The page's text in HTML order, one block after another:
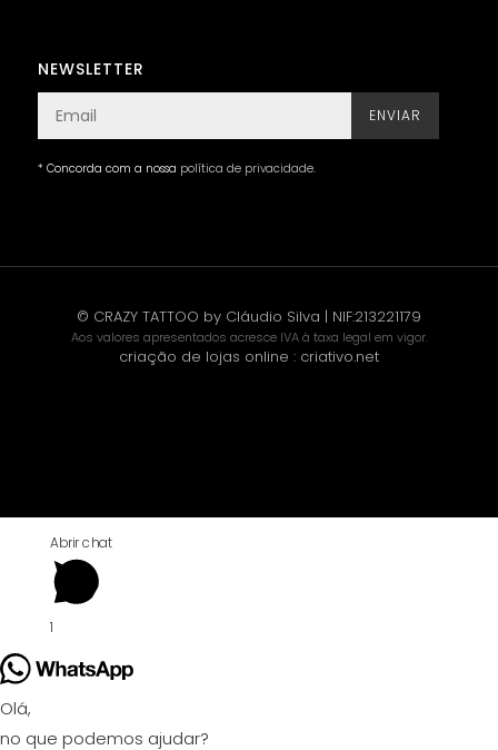
NEWSLETTER
ENVIAR
* Concorda com a nossa política de privacidade.
© CRAZY TATTOO by Cláudio Silva | NIF:213221179
Aos valores apresentados acresce IVA à taxa legal em vigor.
criação de lojas online : criativo.net
Abrir chat
1
Olá,
no que podemos ajudar?